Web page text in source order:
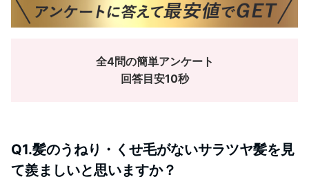
全4問の簡単アンケート
回答目安10秒
Q1.髪のうねり・くせ毛がないサラツヤ髪を見
て羨ましいと思いますか？